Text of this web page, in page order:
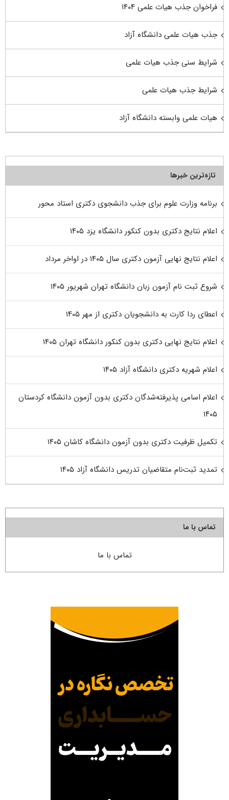
فراخوان جذب هیات علمی ۱۴۰۴
جذب هیات علمی دانشگاه آزاد
شرایط سنی جذب هیات علمی
شرایط جذب هیات علمی
هیات علمی وابسته دانشگاه آزاد
تازه‌ترین خبرها
برنامه وزارت علوم برای جذب دانشجوی دکتری استاد محور
اعلام نتایج دکتری بدون کنکور دانشگاه یزد ۱۴۰۵
اعلام نتایج نهایی آزمون دکتری سال ۱۴۰۵ در اواخر مرداد
شروع ثبت نام آزمون زبان دانشگاه تهران شهریور ۱۴۰۵
اعطای ردا کارت به دانشجویان دکتری از مهر ۱۴۰۵
اعلام نتایج نهایی دکتری بدون کنکور دانشگاه تهران ۱۴۰۵
اعلام شهریه دکتری دانشگاه آزاد ۱۴۰۵
اعلام اسامی پذیرفته‌شدگان دکتری بدون آزمون دانشگاه کردستان
۱۴۰۵
تکمیل ظرفیت دکتری بدون آزمون دانشگاه کاشان ۱۴۰۵
تمدید ثبت‌نام متقاضیان تدریس دانشگاه آزاد ۱۴۰۵
تماس با ما
تماس با ما